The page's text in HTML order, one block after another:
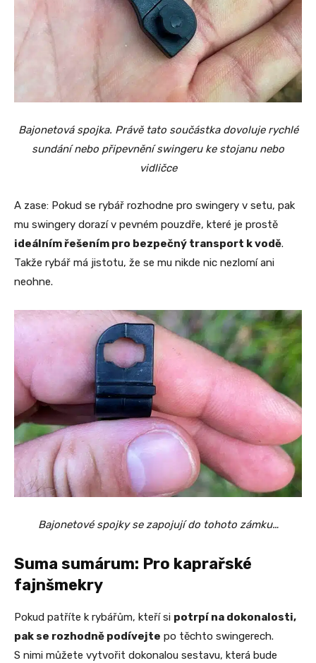
Bajonetová spojka. Právě tato součástka dovoluje rychlé
sundání nebo připevnění swingeru ke stojanu nebo
vidličce
A zase: Pokud se rybář rozhodne pro swingery v setu, pak
mu swingery dorazí v pevném pouzdře, které je prostě
ideálním řešením pro bezpečný transport k vodě.
Takže rybář má jistotu, že se mu nikde nic nezlomí ani
neohne.
Bajonetové spojky se zapojují do tohoto zámku…
Suma sumárum: Pro kaprařské
fajnšmekry
Pokud patříte k rybářům, kteří si potrpí na dokonalosti,
pak se rozhodně podívejte po těchto swingerech.
S nimi můžete vytvořit dokonalou sestavu, která bude